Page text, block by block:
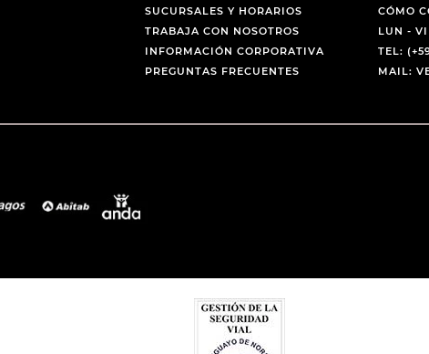
SUCURSALES Y HORARIOS
TRABAJA CON NOSOTROS
INFORMACIÓN CORPORATIVA
PREGUNTAS FRECUENTES
CÓMO
LUN -
TEL:
MAIL: